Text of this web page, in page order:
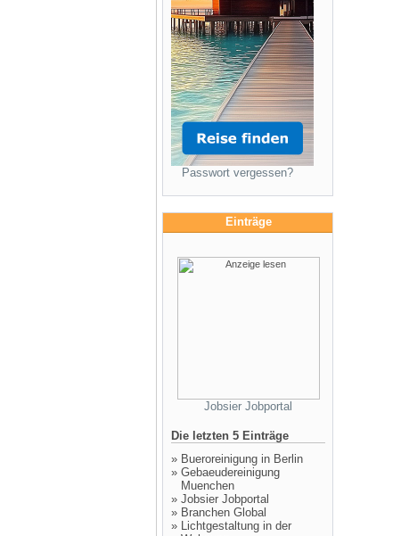
Passwort vergessen?
Einträge
Jobsier Jobportal
Die letzten 5 Einträge
» Bueroreinigung in Berlin
» Gebaeudereinigung
Muenchen
» Jobsier Jobportal
» Branchen Global
» Lichtgestaltung in der